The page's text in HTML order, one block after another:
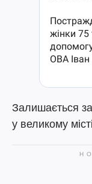
Залишається
у великому